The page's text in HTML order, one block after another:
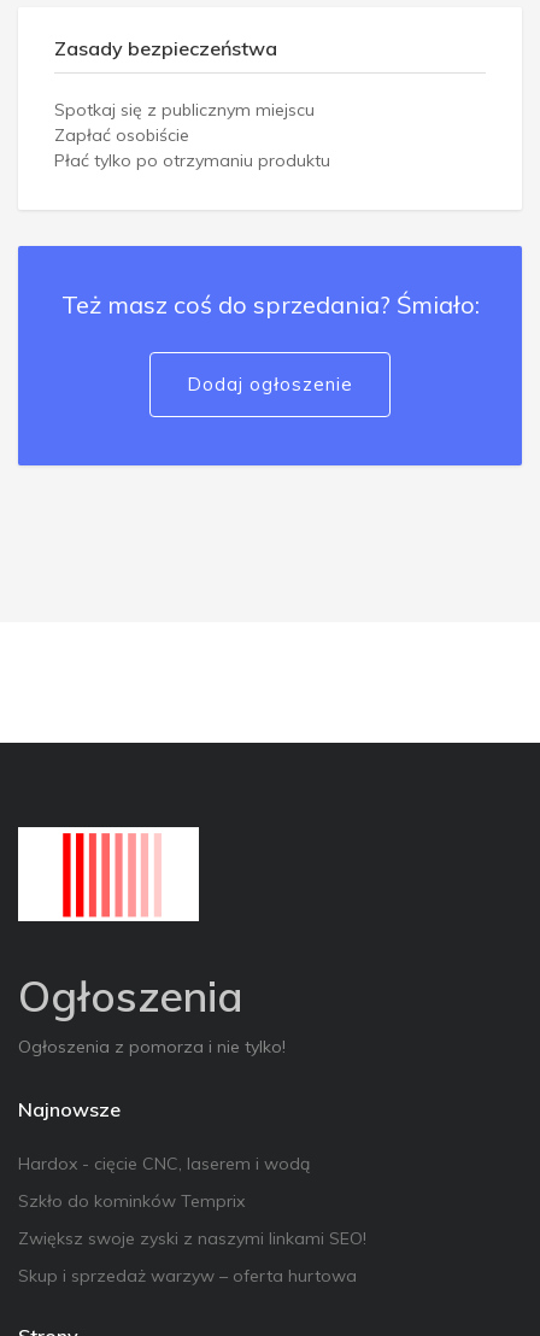
Zasady bezpieczeństwa
Spotkaj się z publicznym miejscu
Zapłać osobiście
Płać tylko po otrzymaniu produktu
Też masz coś do sprzedania? Śmiało:
Dodaj ogłoszenie
Ogłoszenia
Ogłoszenia z pomorza i nie tylko!
Najnowsze
Hardox - cięcie CNC, laserem i wodą
Szkło do kominków Temprix
Zwiększ swoje zyski z naszymi linkami SEO!
Skup i sprzedaż warzyw – oferta hurtowa